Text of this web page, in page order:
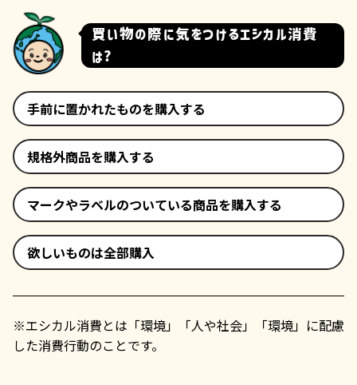
買い物の際に気をつけるエシカル消費
は?
手前に置かれたものを購入する
規格外商品を購入する
マークやラベルのついている商品を購入する
欲しいものは全部購入
※エシカル消費とは「環境」「人や社会」「環境」に配慮
した消費行動のことです。